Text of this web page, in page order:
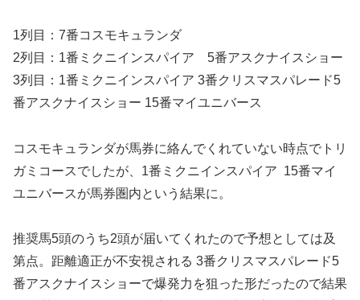
1列目：7番コスモキュランダ
2列目：1番ミクニインスパイア 5番アスクナイスショー
3列目：1番ミクニインスパイア 3番クリスマスパレード5
番アスクナイスショー 15番マイユニバース
コスモキュランダが馬券に絡んでくれていない時点でトリ
ガミコースでしたが、1番ミクニインスパイア 15番マイ
ユニバースが馬券圏内という結果に。
推奨馬5頭のうち2頭が届いてくれたので予想としては及
第点。距離適正が不安視される 3番クリスマスパレード5
番アスクナイスショーで爆発力を狙った形だったので結果